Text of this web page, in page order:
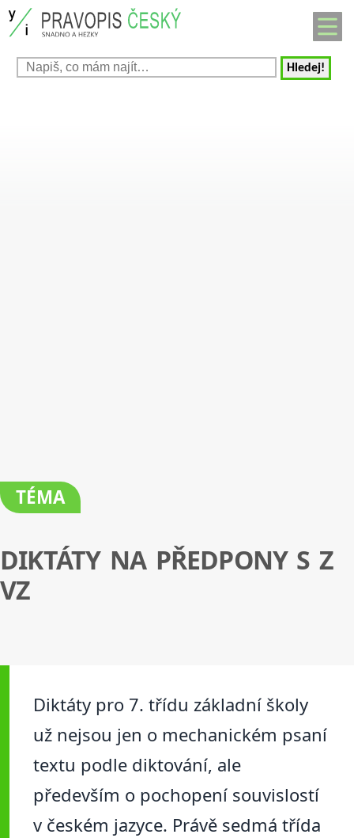
Hledej!
TÉMA
DIKTÁTY NA PŘEDPONY S Z
VZ
Diktáty pro 7. třídu základní školy
už nejsou jen o mechanickém psaní
textu podle diktování, ale
především o pochopení souvislostí
v českém jazyce. Právě sedmá třída